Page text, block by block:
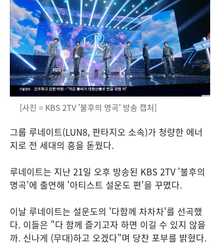
[사진 = KBS 2TV '불후의 명곡' 방송 캡처]
그룹 루네이트(LUN8, 판타지오 소속)가 청량한 에너
지로 전 세대의 흥을 돋웠다.
루네이트는 지난 21일 오후 방송된 KBS 2TV '불후의
명곡'에 출연해 '아티스트 설운도 편'을 꾸몄다.
이날 루네이트는 설운도의 '다함께 차차차'를 선곡했
다. 이들은 "다 함께 즐기고자 하면 이길 수 있지 않을
까. 신나게 (무대)하고 오겠다"며 당찬 포부를 밝혔다.